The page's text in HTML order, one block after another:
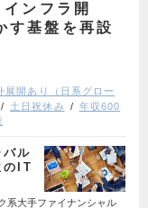
ンフラ開
す基盤を再設
展開あり（日系グロー
土日祝休み
年収600
ル
のIT
系大手ファイナンシャル